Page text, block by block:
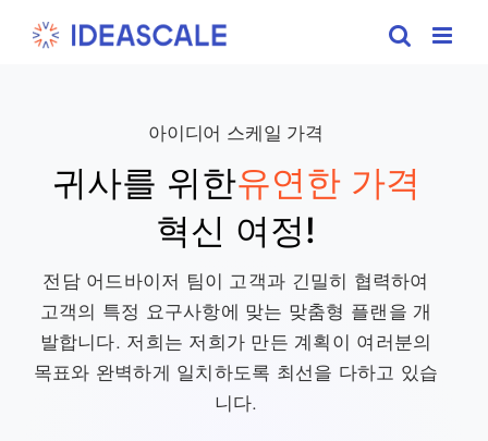
아이디어 스케일 가격
귀사를 위한유연한 가격
혁신 여정!
전담 어드바이저 팀이 고객과 긴밀히 협력하여
고객의 특정 요구사항에 맞는 맞춤형 플랜을 개
발합니다. 저희는 저희가 만든 계획이 여러분의
목표와 완벽하게 일치하도록 최선을 다하고 있습
니다.